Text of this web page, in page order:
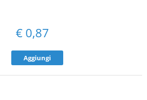
€ 0,87
Aggiungi